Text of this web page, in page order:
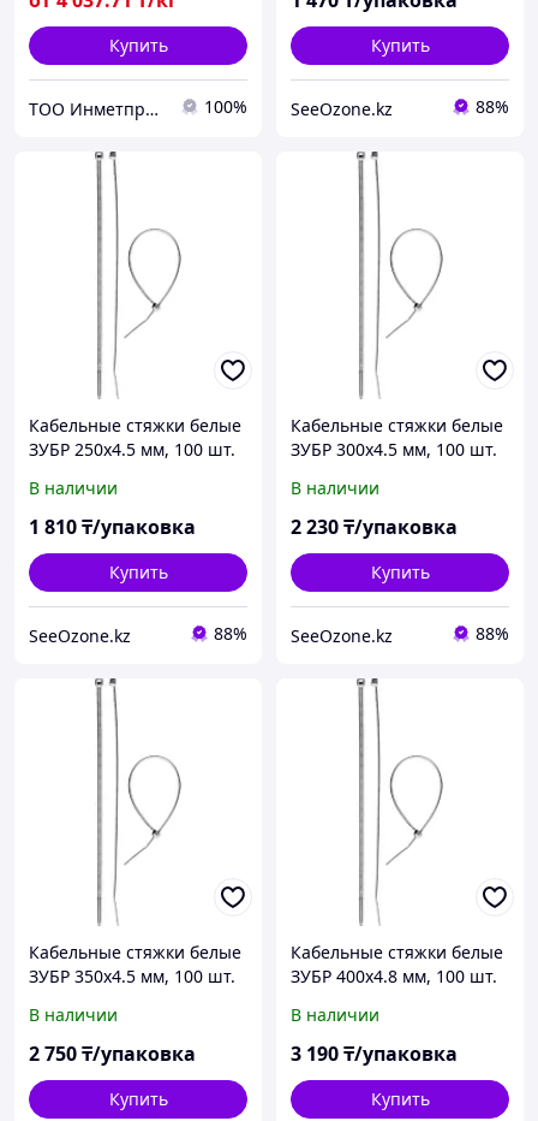
Купить
ТОО Инметпром 100%
Купить
SeeOzone.kz 88%
Кабельные стяжки белые
ЗУБР 250х4.5 мм, 100 шт.
В наличии
1 810₸/упаковка
Купить
SeeOzone.kz 88%
Кабельные стяжки белые
ЗУБР 300х4.5 мм, 100 шт.
В наличии
2 230₸/упаковка
Купить
SeeOzone.kz 88%
Кабельные стяжки белые
ЗУБР 350х4.5 мм, 100 шт.
В наличии
2 750₸/упаковка
Купить
Кабельные стяжки белые
ЗУБР 400х4.8 мм, 100 шт.
В наличии
3 190₸/упаковка
Купить